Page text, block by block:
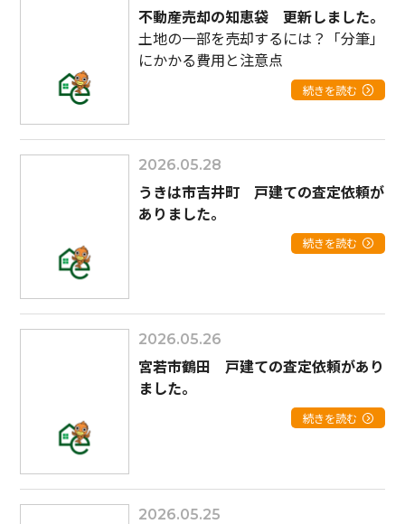
不動産売却の知恵袋 更新しました。
土地の一部を売却するには？「分筆」
にかかる費用と注意点
続きを読む
2026.05.28
うきは市吉井町 戸建ての査定依頼が
ありました。
続きを読む
2026.05.26
宮若市鶴田 戸建ての査定依頼があり
ました。
続きを読む
2026.05.25